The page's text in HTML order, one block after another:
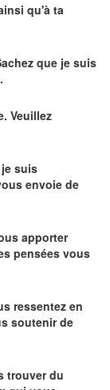
qu'à ta
que je suis
Veuillez
suis
envoie de
apporter
pensées vous
ressentez en
soutenir de
trouver du